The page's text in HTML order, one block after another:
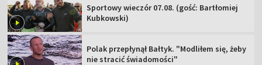
Sportowy wieczór 07.08. (gość: Bartłomiej
Kubkowski)
Polak przepłynął Bałtyk. "Modliłem się, żeby
nie stracić świadomości"